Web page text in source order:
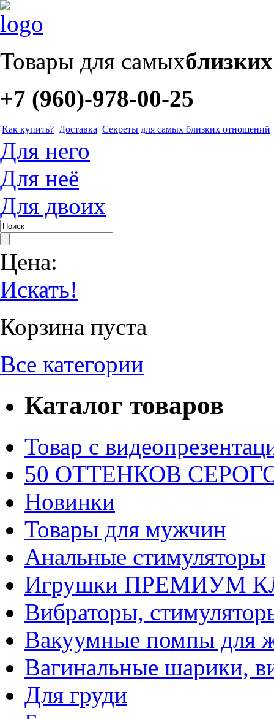
Товары для самых
+7 (960)-978-00-25
Как купить? Доставка Секреты для самых близких отношений
Для него
Для неё
Для двоих
Цена:
Искать!
Корзина пуста
Все категории
Каталог товаров
Товар с
50 ОТТЕНКОВ
Новинки
Товары для мужчин
Анальные стимуляторы
Игрушки ПРЕМИУМ
Вибраторы,
Вакуумные помпы для
Вагинальные шарики,
Для груди